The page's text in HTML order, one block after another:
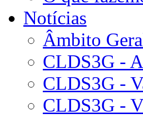
Notícias
Âmbito
CLDS3G -
CLDS3G -
CLDS3G -